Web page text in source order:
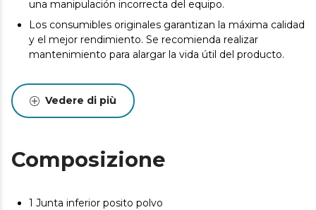
una manipulación incorrecta del equipo.
Los consumibles originales garantizan la máxima calidad
y el mejor rendimiento. Se recomienda realizar
mantenimiento para alargar la vida útil del producto.
Vedere di più
Composizione
1 Junta inferior posito polvo